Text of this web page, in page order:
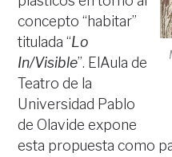
concepto “habitar”
titulada “Lo
In/Visible”. ElAula de
Teatro de la
Universidad Pablo
de Olavide expone
esta propuesta como